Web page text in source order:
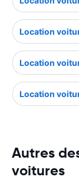
Location
Location
Location
Autres
voitures